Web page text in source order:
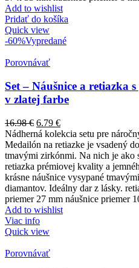
Add to wishlist
Pridať do košíka
Quick view
-60%Vypredané
Porovnávať
Set – Náušnice a retiazka
v zlatej farbe
16.98€ 6.79 €
Nádherná kolekcia setu pre
Medailón na retiazke je vsadený
tmavými zirkónmi. Na nich je ako
retiazka prémiovej kvality a
krásne náušnice vysypané
diamantov. Ideálny dar z lásky.
priemer 27 mm náušnice priemer
Add to wishlist
Viac info
Quick view
Porovnávať